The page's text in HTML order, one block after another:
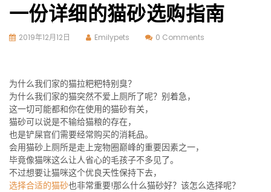
一份详细的猫砂选购指南
2019年12月12日 Emilypets 0 Comments
为什么我们家的猫拉粑粑特别臭？
为什么我们家的猫突然不爱上厕所了呢？别着急，
这一切可能都和你在使用的猫砂有关，
猫砂可以说是不输给猫粮的存在，
也是铲屎官们需要经常购买的消耗品。
会用猫砂上厕所是走上宠物圈巅峰的重要因素之一，
毕竟像猫咪这么让人省心的毛孩子不多见了。
不过想要让猫咪这个优良天性保持下去，
选择合适的猫砂也非常重要!那么什么猫砂好？该怎么选择呢？